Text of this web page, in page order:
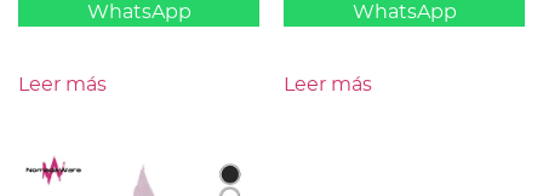
WhatsApp
Leer más
WhatsApp
Leer más